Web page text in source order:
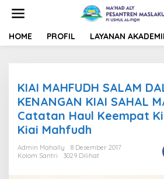
t
HOME PROFIL LAYANAN
KIAI MAHFUDH SALAM
KENANGAN KIAI SAHAL
Catatan Haul Keempat
Kiai Mahfudh
Admin Mahally
8 Desember 2017
Kolom Santri
3029 Dilihat